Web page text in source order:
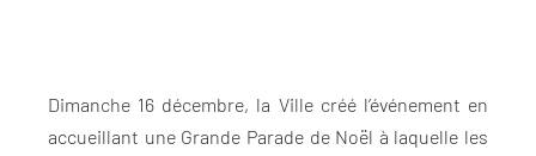
Dimanche 16 décembre, la Ville créé l’événement en
accueillant une Grande Parade de Noël à laquelle les